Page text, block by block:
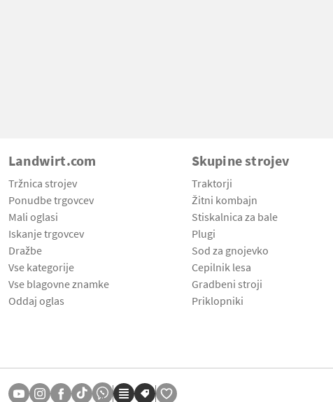
Landwirt.com
Tržnica strojev
Ponudbe trgovcev
Mali oglasi
Iskanje trgovcev
Dražbe
Vse kategorije
Vse blagovne znamke
Oddaj oglas
Skupine strojev
Traktorji
Žitni kombajn
Stiskalnica za bale
Plugi
Sod za gnojevko
Cepilnik lesa
Gradbeni stroji
Priklopniki